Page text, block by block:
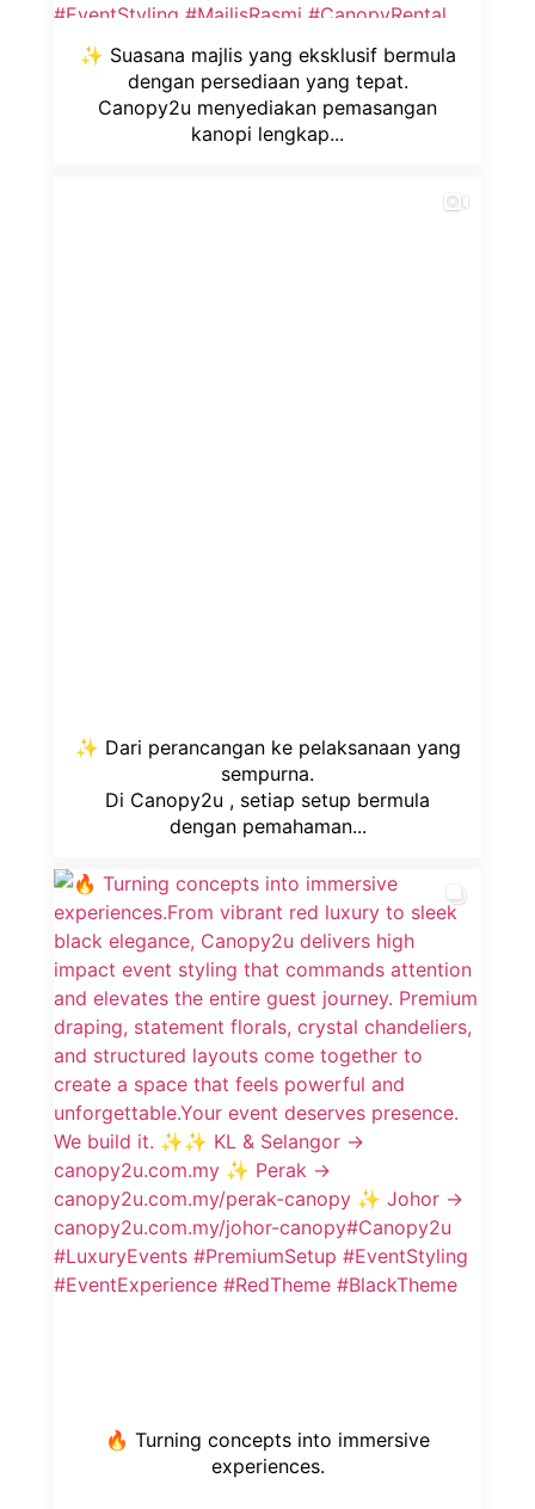
✨ Suasana majlis yang eksklusif bermula
dengan persediaan yang tepat.
Canopy2u menyediakan pemasangan
kanopi lengkap...
✨ Dari perancangan ke pelaksanaan yang
sempurna.
Di Canopy2u , setiap setup bermula
dengan pemahaman...
🔥 Turning concepts into immersive
experiences.